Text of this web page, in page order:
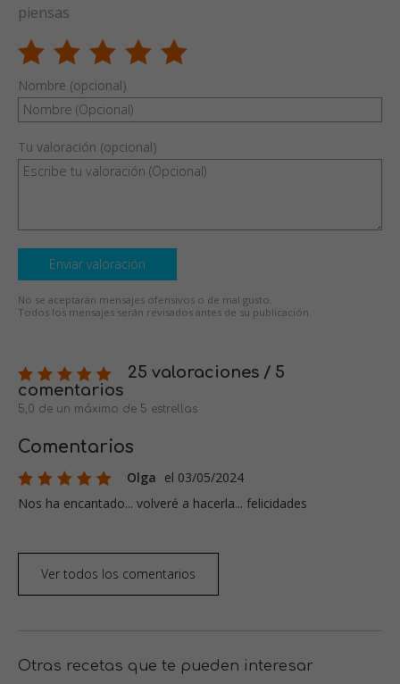
piensas
Nombre (opcional)
Tu valoración (opcional)
Enviar valoración
No se aceptarán mensajes ofensivos o de mal gusto.
Todos los mensajes serán revisados antes de su publicación.
25 valoraciones / 5
comentarios
5,0 de un máximo de 5 estrellas
Comentarios
Olga el 03/05/2024
Nos ha encantado... volveré a hacerla... felicidades
Ver todos los comentarios
Otras recetas que te pueden interesar